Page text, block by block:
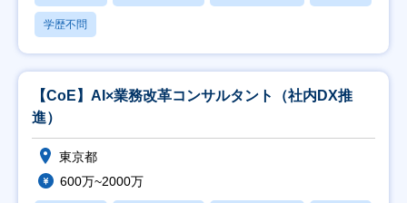
学歴不問
【CoE】AI×業務改革コンサルタント（社内DX推
進）
東京都
600万~2000万